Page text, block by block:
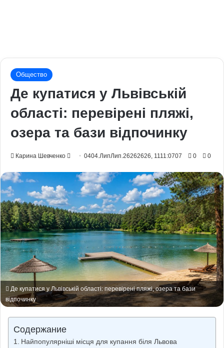
Общество
Де купатися у Львівській
області: перевірені пляжі,
озера та бази відпочинку
Карина Шевченко
Send
email
0404.ЛипЛип.26262626, 1111:0707 0 0
Де купатися у Львівській області: перевірені пляжі, озера та бази
відпочинку
Содержание
Найпопулярніші місця для купання біля Львова